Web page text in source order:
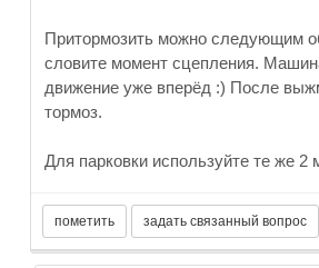
Притормозить можно следующим
словите момент сцепления.
движение уже вперёд :) После
тормоз.
Для парковки используйте те же 2